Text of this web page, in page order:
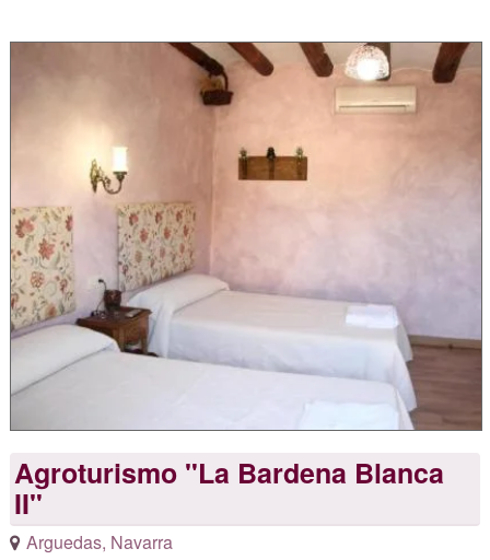
Agroturismo "La Bardena Blanca
II"
Arguedas, Navarra